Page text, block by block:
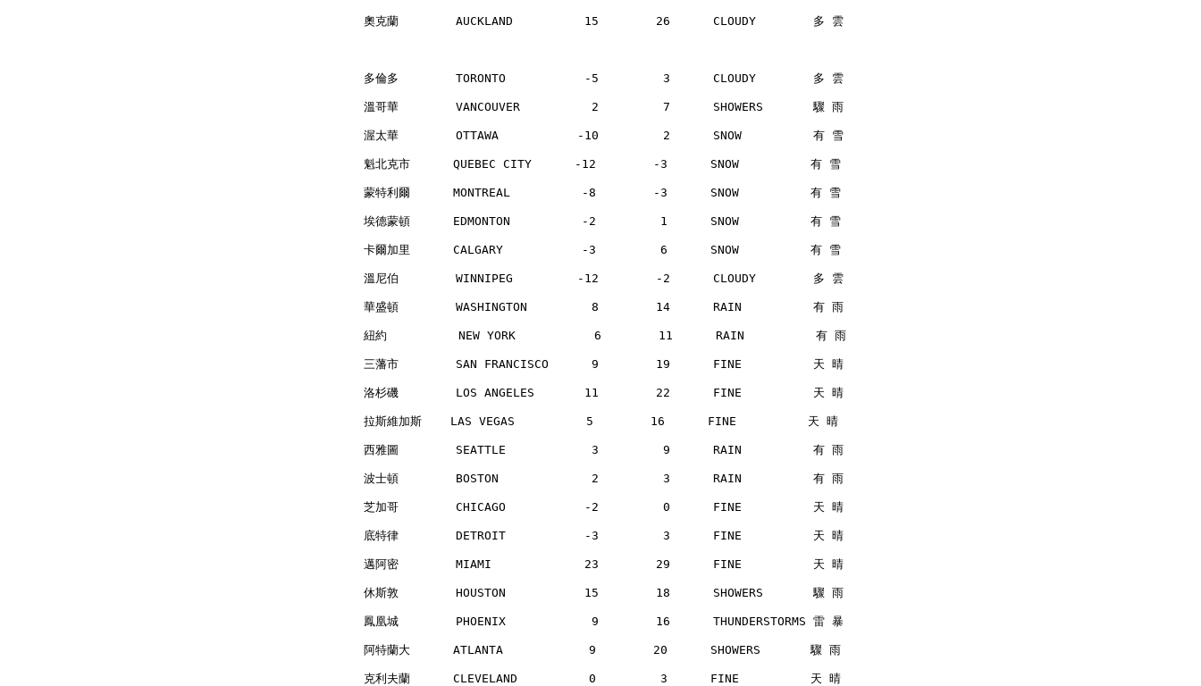
奧克蘭        AUCKLAND          15        26      CLOUDY        多 雲
多倫多        TORONTO           -5         3      CLOUDY        多 雲
溫哥華        VANCOUVER          2         7      SHOWERS       驟 雨
渥太華        OTTAWA           -10         2      SNOW          有 雪
魁北克市      QUEBEC CITY      -12        -3      SNOW          有 雪
蒙特利爾      MONTREAL          -8        -3      SNOW          有 雪
埃德蒙頓      EDMONTON          -2         1      SNOW          有 雪
卡爾加里      CALGARY           -3         6      SNOW          有 雪
溫尼伯        WINNIPEG         -12        -2      CLOUDY        多 雲
華盛頓        WASHINGTON         8        14      RAIN          有 雨
紐約          NEW YORK           6        11      RAIN          有 雨
三藩市        SAN FRANCISCO      9        19      FINE          天 晴
洛杉磯        LOS ANGELES       11        22      FINE          天 晴
拉斯維加斯    LAS VEGAS          5        16      FINE          天 晴
西雅圖        SEATTLE            3         9      RAIN          有 雨
波士頓        BOSTON             2         3      RAIN          有 雨
芝加哥        CHICAGO           -2         0      FINE          天 晴
底特律        DETROIT           -3         3      FINE          天 晴
邁阿密        MIAMI             23        29      FINE          天 晴
休斯敦        HOUSTON           15        18      SHOWERS       驟 雨
鳳凰城        PHOENIX            9        16      THUNDERSTORMS 雷 暴
阿特蘭大      ATLANTA            9        20      SHOWERS       驟 雨
克利夫蘭      CLEVELAND          0         3      FINE          天 晴